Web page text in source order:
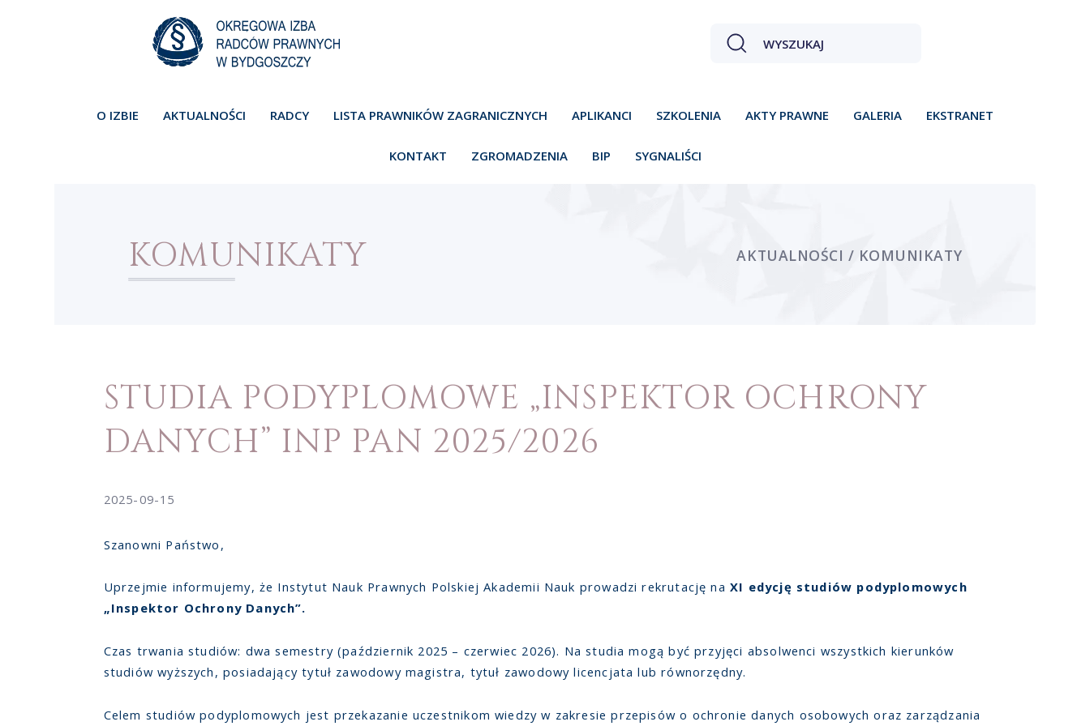
O IZBIE AKTUALNOŚCI RADCY LISTA PRAWNIKÓW ZAGRANICZNYCH APLIKANCI SZKOLENIA AKTY PRAWNE GALERIA EKSTRANET
KONTAKT ZGROMADZENIA BIP SYGNALIŚCI
KOMUNIKATY AKTUALNOŚCI / KOMUNIKATY
STUDIA PODYPLOMOWE „INSPEKTOR OCHRONY
DANYCH” INP PAN 2025/2026
2025-09-15
Szanowni Państwo,
Uprzejmie informujemy, że Instytut Nauk Prawnych Polskiej Akademii Nauk prowadzi rekrutację naXI edycję studiów podyplomowych
„Inspektor Ochrony Danych”.
Czas trwania studiów: dwa semestry (październik 2025 – czerwiec 2026). Na studia mogą być przyjęci absolwenci wszystkich kierunków
studiów wyższych, posiadający tytuł zawodowy magistra, tytuł zawodowy licencjata lub równorzędny.
Celem studiów podyplomowych jest przekazanie uczestnikom wiedzy w zakresie przepisów o ochronie danych osobowych oraz zarządzania